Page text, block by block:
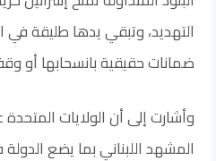
التهديد، وتبقي يدها طليقة
ضمانات حقيقية بانسحابها أو
وأشارت إلى أن الولايات
المشهد اللبناني بما يضع